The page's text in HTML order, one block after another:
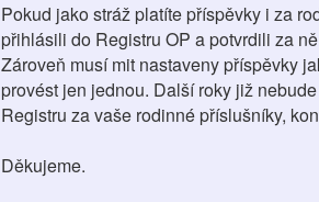
Pokud jako stráž platíte příspěvky i za
přihlásili do Registru OP a potvrdili za
Zároveň musí mit nastaveny příspěvky
provést jen jednou. Další roky již
Registru za vaše rodinné příslušníky,
Děkujeme.